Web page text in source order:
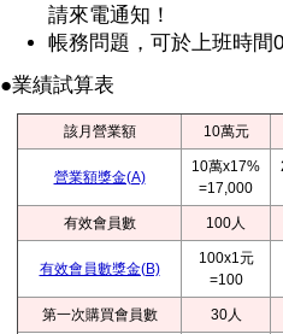
請來電通知！
帳務問題，可於上班時間
●業績試算表
該月營業額 10萬元
營業額獎金(A)
10萬x17%
=17,000
有效會員數 100人
有效會員數獎金(B)
100x1元
=100
第一次購買會員數 30人